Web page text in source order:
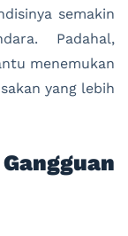
semakin
Padahal,
menemukan
yang lebih